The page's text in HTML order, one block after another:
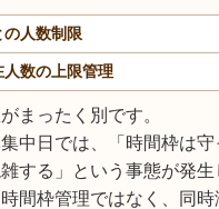
の人数制限
人数の上限管理
まったく別です。
中日では、「時間枠は守
する」という事態が発生
間枠管理ではなく、同時